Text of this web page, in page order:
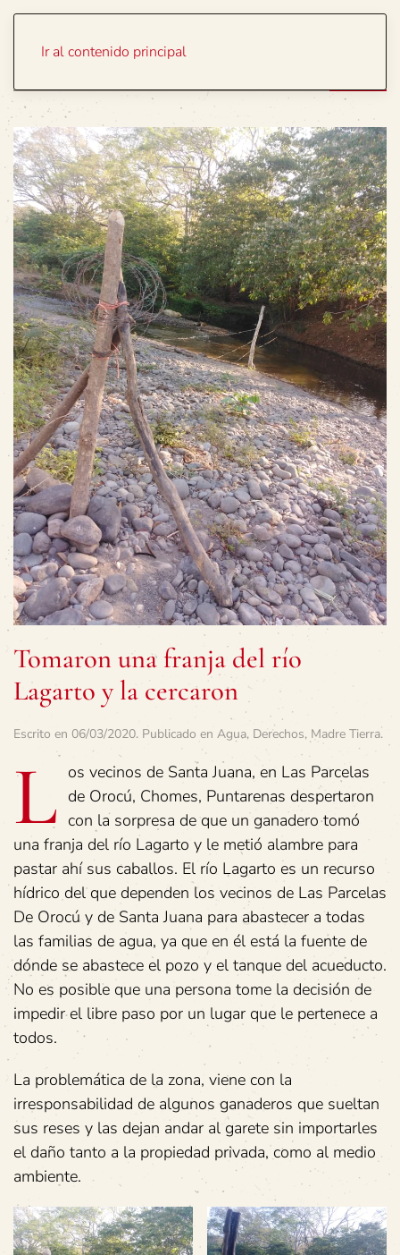
Ir al contenido principal
Tomaron una franja del río
Lagarto y la cercaron
Escrito en 06/03/2020. Publicado en Agua, Derechos, Madre Tierra.
L os vecinos de Santa Juana, en Las Parcelas
de Orocú, Chomes, Puntarenas despertaron
con la sorpresa de que un ganadero tomó
una franja del río Lagarto y le metió alambre para
pastar ahí sus caballos. El río Lagarto es un recurso
hídrico del que dependen los vecinos de Las Parcelas
De Orocú y de Santa Juana para abastecer a todas
las familias de agua, ya que en él está la fuente de
dónde se abastece el pozo y el tanque del acueducto.
No es posible que una persona tome la decisión de
impedir el libre paso por un lugar que le pertenece a
todos.
La problemática de la zona, viene con la
irresponsabilidad de algunos ganaderos que sueltan
sus reses y las dejan andar al garete sin importarles
el daño tanto a la propiedad privada, como al medio
ambiente.